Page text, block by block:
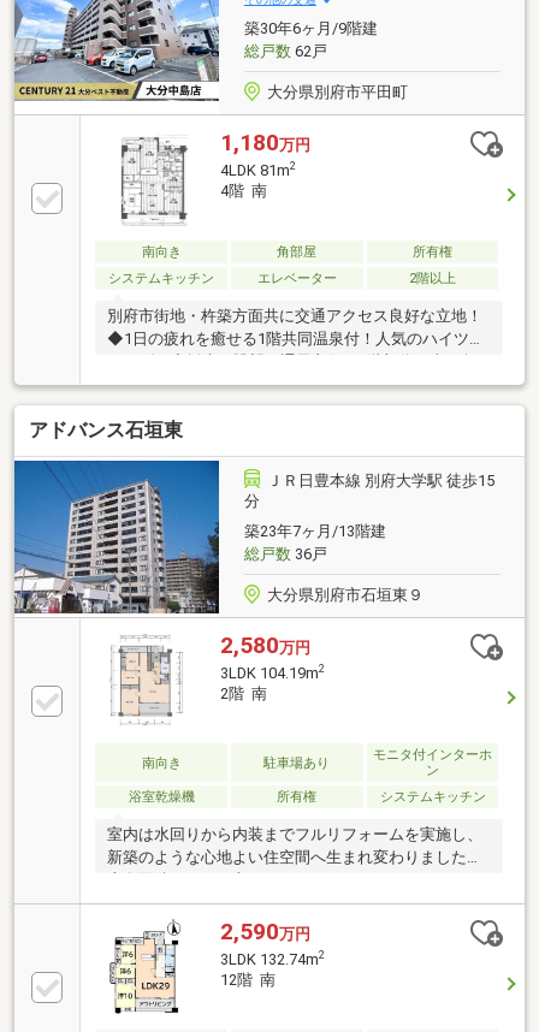
築30年6ヶ月/9階建
総戸数62戸
大分県別府市平田町
1,180万円
4LDK 81m2
4階 南
南向き 角部屋
所有権
システムキッチン
エレベーター 2階以上
別府市街地・杵築方面共に交通アクセス良好な立地！
◆1日の疲れを癒せる1階共同温泉付！人気のハイツシ
部屋！南・北2面バルコニー付！南面3室！バランスの
取れた間取形成の4LDKタイプ！専有面積81平米！◆
管理面も安心！現在、大規模修繕工事実施中！※敷地
外駐車場の空き状況は都度確認を要す！※室内写真に
はAIによる家具消しイメージを実施しております！
アドバンス石垣東
ＪＲ日豊本線 別府大学駅 徒歩15
分
築23年7ヶ月/13階建
総戸数36戸
大分県別府市石垣東９
2,580万円
3LDK 104.19m2
2階 南
南向き 駐車場あり
モニタ付インターホ
ン
浴室乾燥機
所有権 システムキッチン
室内は水回りから内装までフルリフォームを実施し、
新築のような心地よい住空間へ生まれ変わりました。
変更した開放的な間取りが魅力。IH3口コンロ・食器洗
い乾燥機付きシステムキッチンや浴室乾燥機、エアコ
ン4台を備え、快適な暮らしをサポートします。2階住
戸ですが下階は駐車場のため、足音を気にせず暮らし
やすい点も魅力です。ご家族でのびのび暮らしたい方
や在宅ワークにもおすすめです。
2,590万円
3LDK 132.74m2
12階 南